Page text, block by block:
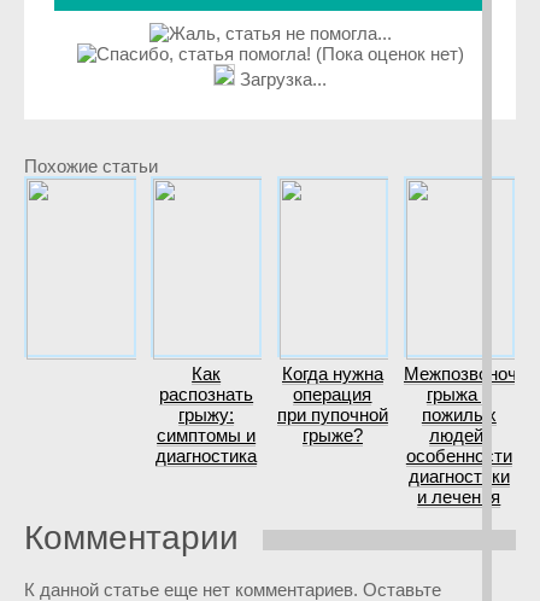
(Пока оценок нет)
Загрузка...
Похожие статьи
Как
распознать
грыжу:
симптомы и
диагностика
Когда нужна
операция
при пупочной
грыже?
грыжа у
пожилых
людей:
особенности
диагностики
и лечения
Комментарии
К данной статье еще нет комментариев. Оставьте